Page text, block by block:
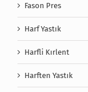
Fason Pres
Harf Yastık
Harfli Kırlent
Harften Yastık